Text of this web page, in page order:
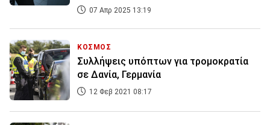
07 Απρ 2025 13:19
ΚΟΣΜΟΣ
Συλλήψεις υπόπτων για τρομοκρατία
σε Δανία, Γερμανία
12 Φεβ 2021 08:17